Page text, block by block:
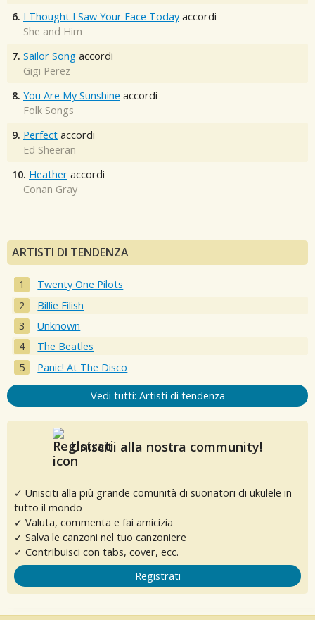
6. I Thought I Saw Your Face Today accordi
She and Him
7. Sailor Song accordi
Gigi Perez
8. You Are My Sunshine accordi
Folk Songs
9. Perfect accordi
Ed Sheeran
10. Heather accordi
Conan Gray
ARTISTI DI TENDENZA
Twenty One Pilots
Billie Eilish
Unknown
The Beatles
Panic! At The Disco
Vedi tutti: Artisti di tendenza
Unisciti alla nostra community!
✓ Unisciti alla più grande comunità di suonatori di ukulele in
tutto il mondo
✓ Valuta, commenta e fai amicizia
✓ Salva le canzoni nel tuo canzoniere
✓ Contribuisci con tabs, cover, ecc.
Registrati